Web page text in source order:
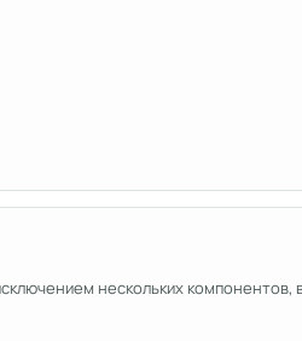
нескольких компонентов,